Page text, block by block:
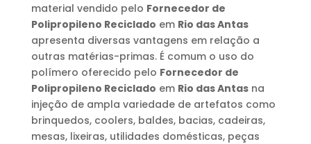
material vendido pelo Fornecedor de
Polipropileno Reciclado em Rio das Antas
apresenta diversas vantagens em relação a
outras matérias-primas. É comum o uso do
polímero oferecido pelo Fornecedor de
Polipropileno Reciclado em Rio das Antasna
injeção de ampla variedade de artefatos como
brinquedos, coolers, baldes, bacias, cadeiras,
mesas, lixeiras, utilidades domésticas, peças